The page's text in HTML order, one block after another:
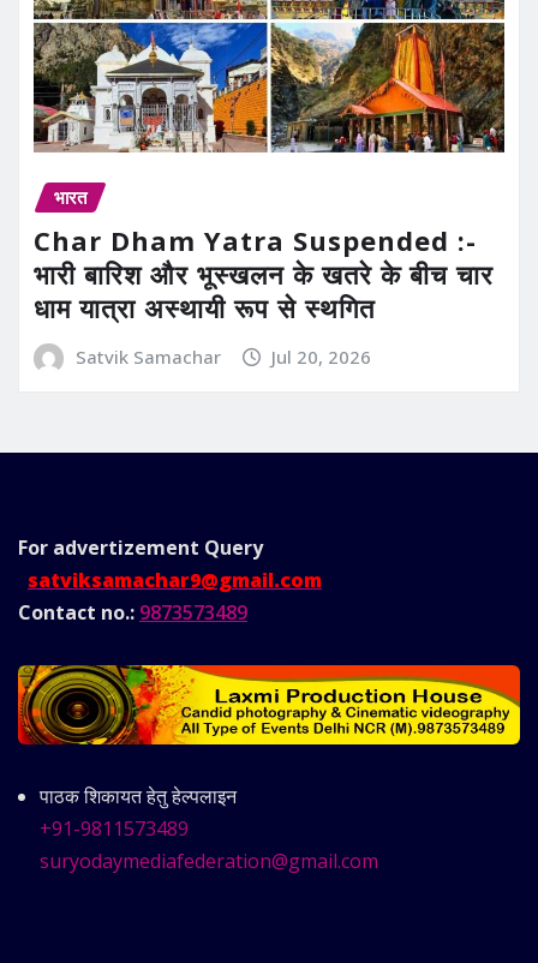
भारत
Char Dham Yatra Suspended :-
भारी बारिश और भूस्खलन के खतरे के बीच चार
धाम यात्रा अस्थायी रूप से स्थगित
Satvik Samachar Jul 20, 2026
For advertizement Query
satviksamachar9@gmail.com
Contact no.: 9873573489
पाठक शिकायत हेतु हेल्पलाइन
+91-9811573489
suryodaymediafederation@gmail.com